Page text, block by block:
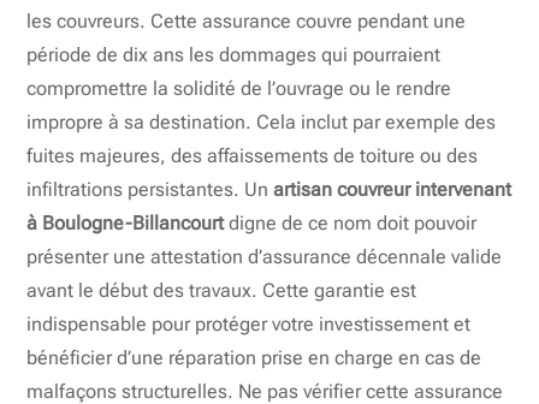
les couvreurs. Cette assurance couvre pendant une
période de dix ans les dommages qui pourraient
compromettre la solidité de l’ouvrage ou le rendre
impropre à sa destination. Cela inclut par exemple des
fuites majeures, des affaissements de toiture ou des
infiltrations persistantes. Unartisan couvreur intervenant
à Boulogne-Billancourtdigne de ce nom doit pouvoir
présenter une attestation d’assurance décennale valide
avant le début des travaux. Cette garantie est
indispensable pour protéger votre investissement et
bénéficier d’une réparation prise en charge en cas de
malfaçons structurelles. Ne pas vérifier cette assurance